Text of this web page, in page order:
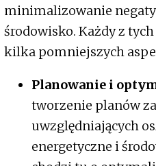
minimalizowanie
środowisko. Każdy z
kilka pomniejszych
Planowanie i
tworzenie planów
uwzględniających
energetyczne i